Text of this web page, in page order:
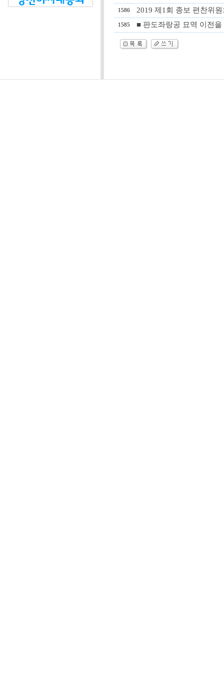
1586 2019 제1회 종보 편찬위
1585 ■ 판도좌랑공 묘역 이전